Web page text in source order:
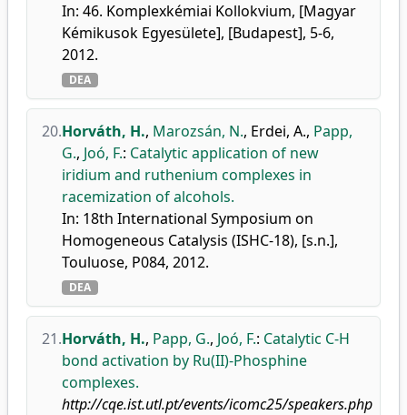
In: 46. Komplexkémiai Kollokvium, [Magyar
Kémikusok Egyesülete], [Budapest], 5-6,
2012.
DEA
20.Horváth, H., Marozsán, N., Erdei, A., Papp,
G., Joó, F.: Catalytic application of new
iridium and ruthenium complexes in
racemization of alcohols.
In: 18th International Symposium on
Homogeneous Catalysis (ISHC-18), [s.n.],
Touluose, P084, 2012.
DEA
21.Horváth, H., Papp, G., Joó, F.: Catalytic C-H
bond activation by Ru(II)-Phosphine
complexes.
http://cqe.ist.utl.pt/events/icomc25/speakers.php